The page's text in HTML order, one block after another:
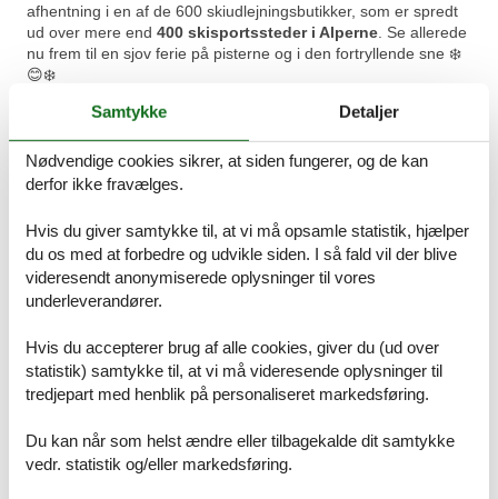
afhentning i en af de 600 skiudlejningsbutikker, som er spredt
ud over mere end 400 skisportssteder i Alperne . Se allerede
nu frem til en sjov ferie på pisterne og i den fortryllende sne ❄️
😊❄️
Book online nu og få rabat!
Scandlines: Når ferien starter med
en sejltur
⛴️Køb din Scandlines færgebillet online nu og spar op til
50% i forhold til prisen i havnen(reklame)*
eller Sydeuropa, kan du med fordel starte ferien med en sejltur.
Spar turen over Storebælt, tag en pause på færgen og lad
sejlturen fra Danmark til Tyskland være første stop og
Samtykke Detaljer
Nødvendige cookies sikrer, at siden fungerer, og de kan
derfor ikke fravælges.
Hvis du giver samtykke til, at vi må opsamle statistik, hjælper
du os med at forbedre og udvikle siden. I så fald vil der blive
videresendt anonymiserede oplysninger til vores
underleverandører.
Hvis du accepterer brug af alle cookies, giver du (ud over
statistik) samtykke til, at vi må videresende oplysninger til
tredjepart med henblik på personaliseret markedsføring.
Du kan når som helst ændre eller tilbagekalde dit samtykke
vedr. statistik og/eller markedsføring.